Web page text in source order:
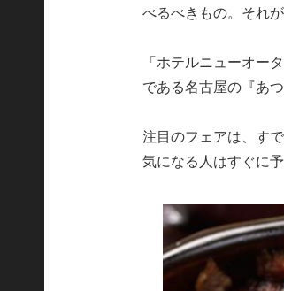
べるべきもの。それ
「ホテルニューオー
である名古屋の『あ
注目のフェアは、す
気になる人はすぐに予